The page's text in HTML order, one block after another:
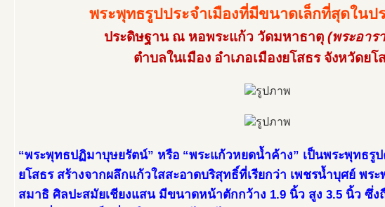
พระพุทธรูปประจำเมืองที่มีขนาดเล็กที่สุดในป
ประดิษฐาน ณ หอพระแก้ว วัดมหาธาตุ (พระอาร
ตำบลในเมือง อำเภอเมืองยโสธร จังหวัดยโ
“พระพุทธปฏิมาบุษยรัตน์” หรือ “พระแก้วหยดน้ำค้าง” เป็นพระพุทธรู
ยโสธร สร้างจากผลึกแก้วใสสะอาดบริสุทธิ์ที่เรียกว่า เพชรน้ำบุศย์ พร
สมาธิ ศิลปะสมัยเชียงแสน มีขนาดหน้าตักกว้าง 1.9 นิ้ว สูง 3.5 นิ้ว ซึ่ง